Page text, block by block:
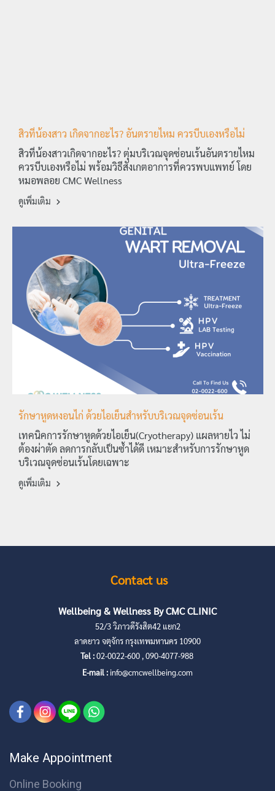
สิวที่น้องสาว เกิดจากอะไร? อันตรายไหม ควรบีบเองหรือไม่
สิวที่น้องสาวเกิดจากอะไร? ตุ่มบริเวณจุดซ่อนเร้นอันตรายไหม
ควรบีบเองหรือไม่ พร้อมวิธีสังเกตอาการที่ควรพบแพทย์ โดย
หมอพลอย CMC Wellness
ดูเพิ่มเติม
รักษาหูดหงอนไก่ ด้วยไอเย็นสำหรับบริเวณจุดซ่อนเร้น
เทคนิคการรักษาหูดด้วยไอเย็น(Cryotherapy) แผลหายไว ไม่
ต้องผ่าตัด ลดการกลับเป็นซ้ำได้ดี เหมาะสำหรับการรักษาหูด
บริเวณจุดซ่อนเร้นโดยเฉพาะ
ดูเพิ่มเติม
Contact us
Wellbeing & Wellness By CMC CLINIC
52/3 วิภาวดีรังสิต42 แยก2
ลาดยาว จตุจักร กรุงเทพมหานคร 10900
Tel :02-0022-600 , 090-4077-988
E-mail : info@cmcwellbeing.com
Make Appointment
Online Booking